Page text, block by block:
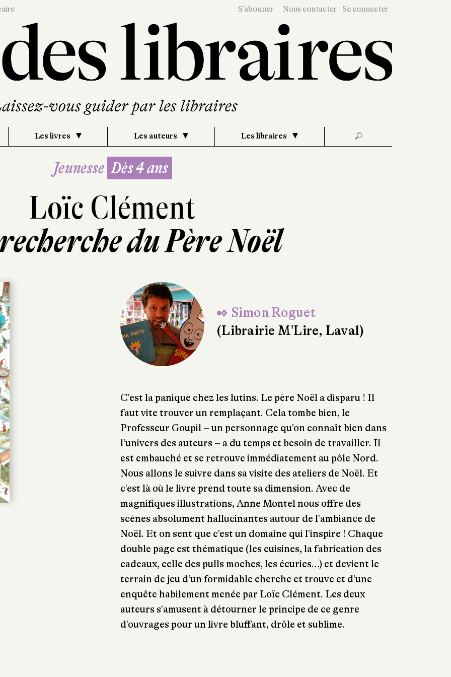
S'abonner Nous contacter Se connecter
Les livres Les auteurs Les libraires 🔎
Jeunesse Dès 4 ans
Loïc Clément
du Père Noël
✒ Simon Roguet
(Librairie M'Lire, Laval)
C'est la panique chez les lutins. Le père Noël a disparu ! Il
faut vite trouver un remplaçant. Cela tombe bien, le
Professeur Goupil – un personnage qu'on connaît bien dans
l'univers des auteurs – a du temps et besoin de travailler. Il
est embauché et se retrouve immédiatement au pôle Nord.
Nous allons le suivre dans sa visite des ateliers de Noël. Et
c'est là où le livre prend toute sa dimension. Avec de
magnifiques illustrations, Anne Montel nous offre des
scènes absolument hallucinantes autour de l'ambiance de
Noël. Et on sent que c'est un domaine qui l'inspire ! Chaque
double page est thématique (les cuisines, la fabrication des
cadeaux, celle des pulls moches, les écuries…) et devient le
terrain de jeu d'un formidable cherche et trouve et d'une
enquête habilement menée par Loïc Clément. Les deux
auteurs s'amusent à détourner le principe de ce genre
d'ouvrages pour un livre bluffant, drôle et sublime.